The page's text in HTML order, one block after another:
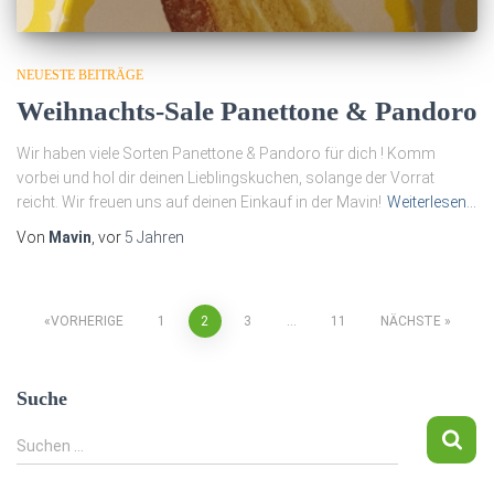
NEUESTE BEITRÄGE
Weihnachts-Sale Panettone & Pandoro
Wir haben viele Sorten Panettone & Pandoro für dich ! Komm
vorbei und hol dir deinen Lieblingskuchen, solange der Vorrat
reicht. Wir freuen uns auf deinen Einkauf in der Mavin! Weiterlesen…
Von Mavin , vor 5 Jahren
Beitragsnavigation
VORHERIGE 1 2 3 11 NÄCHSTE
Suche
S
u
Suchen …